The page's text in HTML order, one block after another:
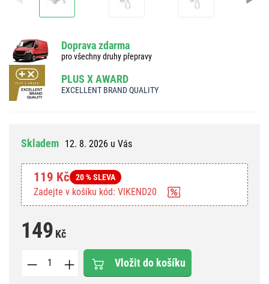
Doprava zdarma
pro všechny druhy přepravy
PLUS X AWARD
EXCELLENT BRAND QUALITY
Skladem 12. 8. 2026 u Vás
119 Kč 20 % SLEVA
Zadejte v košíku kód: VIKEND20
149 Kč
Vložit do košíku